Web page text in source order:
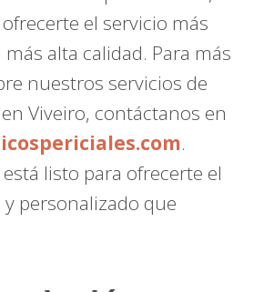
el servicio más
alta calidad. Para más
nuestros servicios de
Viveiro, contáctanos en
.
listo para ofrecerte el
personalizado que